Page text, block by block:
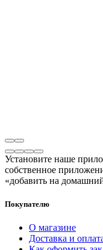
Установите наше
собственное
«добавить на
Покупателю
О магазине
Доставка и